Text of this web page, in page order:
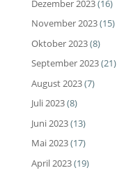
Dezember 2023(16)
November 2023(15)
Oktober 2023(8)
September 2023(21)
August 2023(7)
Juli 2023(8)
Juni 2023(13)
Mai 2023(17)
April 2023(19)